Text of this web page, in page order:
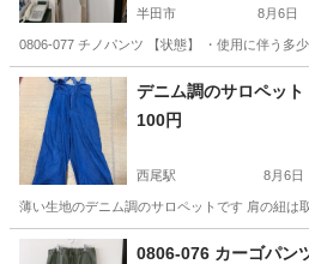
半田市 8月6日
0806-077 チノパンツ 【状態】 ・使用に伴う多
愛知 半田市 パンツ 現地
デニム調のサロペット
100円
西尾駅 8月6日
薄い生地のデニム調のサロペットです 肩の紐は
愛知 西尾市 ボトムス
0806-076 カーゴパン